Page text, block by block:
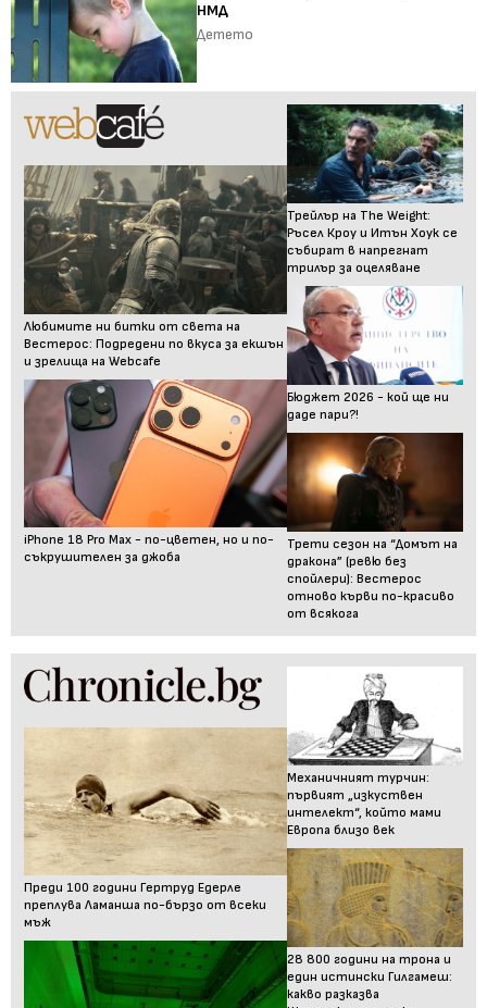
НМД
Детето
Любимите ни битки от света на
Вестерос: Подредени по вкуса за екшън
и зрелища на Webcafe
iPhone 18 Pro Max - по-цветен, но и по-
съкрушителен за джоба
Трейлър на The Weight:
Ръсел Кроу и Итън Хоук се
събират в напрегнат
трилър за оцеляване
Бюджет 2026 - кой ще ни
даде пари?!
Трети сезон на “Домът на
дракона” (ревю без
спойлери): Вестерос
отново кърви по-красиво
от всякога
Преди 100 години Гертруд Едерле
преплува Ламанша по-бързо от всеки
мъж
Механичният турчин:
първият „изкуствен
интелект“, който мами
Европа близо век
28 800 години на трона и
един истински Гилгамеш:
какво разказва